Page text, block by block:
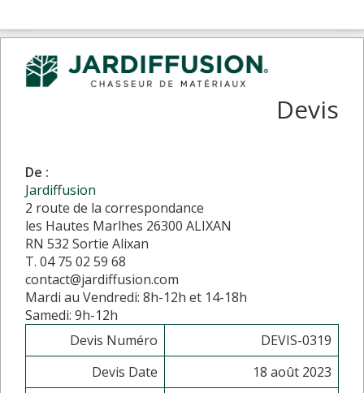
Devis
De :
Jardiffusion
2 route de la correspondance
les Hautes Marlhes 26300 ALIXAN
RN 532 Sortie Alixan
T. 04 75 02 59 68
contact@jardiffusion.com
Mardi au Vendredi: 8h-12h et 14-18h
Samedi: 9h-12h
Devis Numéro
DEVIS-0319
Devis Date
18 août 2023